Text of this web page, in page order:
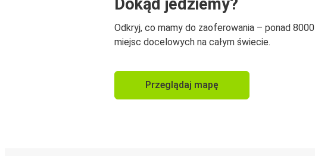
Dokąd jedziemy?
Odkryj, co mamy do zaoferowania – ponad 8000
miejsc docelowych na całym świecie.
Przeglądaj mapę